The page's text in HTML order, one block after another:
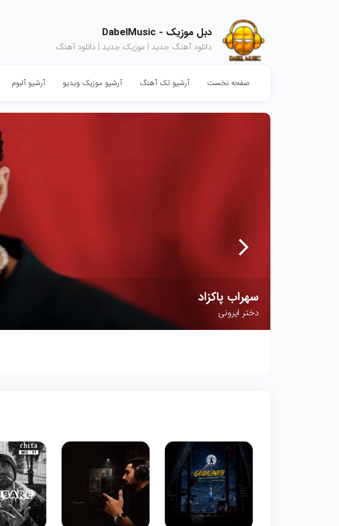
دبل موزیک - DabelMusic
دانلود آهنگ جدید | موزیک جدید | دانلود آهنگ
صفحه نخست آرشیو تک آهنگ آرشیو موزیک ویدیو آرشیو آلبوم
سهراب پاکزاد
دختر ایرونی